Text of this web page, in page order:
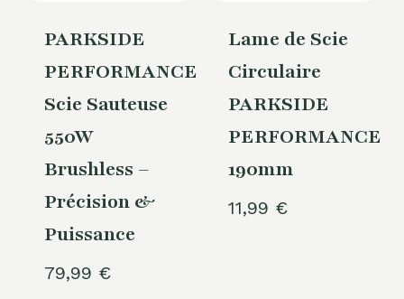
PARKSIDE
PERFORMANCE
Scie Sauteuse
550W
Brushless –
Précision &
Puissance
79,99 €
Lame de Scie
Circulaire
PARKSIDE
PERFORMANCE®
190mm
11,99 €